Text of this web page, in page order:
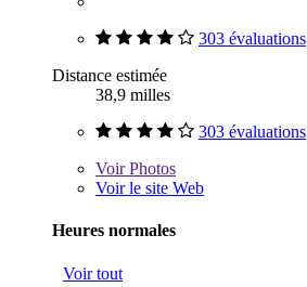
303 évaluations
Distance estimée
38,9 milles
303 évaluations
VoirPhotos
Voir le site Web
Heures normales
Voir tout